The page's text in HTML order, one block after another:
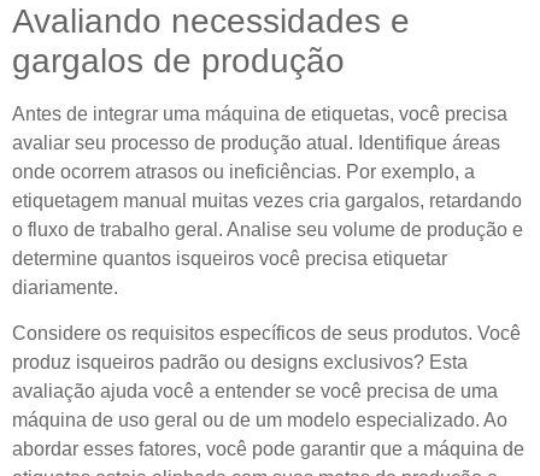
Avaliando necessidades e
gargalos de produção
Antes de integrar uma máquina de etiquetas, você precisa
avaliar seu processo de produção atual. Identifique áreas
onde ocorrem atrasos ou ineficiências. Por exemplo, a
etiquetagem manual muitas vezes cria gargalos, retardando
o fluxo de trabalho geral. Analise seu volume de produção e
determine quantos isqueiros você precisa etiquetar
diariamente.
Considere os requisitos específicos de seus produtos. Você
produz isqueiros padrão ou designs exclusivos? Esta
avaliação ajuda você a entender se você precisa de uma
máquina de uso geral ou de um modelo especializado. Ao
abordar esses fatores, você pode garantir que a máquina de